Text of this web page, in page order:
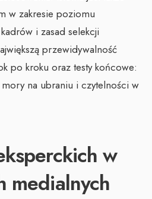
w zakresie poziomu
i zasad selekcji
przewidywalność
po kroku oraz testy końcowe:
na ubraniu i czytelności w
w
medialnych